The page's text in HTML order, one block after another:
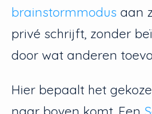
brainstormmodus aan
privé schrijft, zonder
door wat anderen
Hier bepaalt het